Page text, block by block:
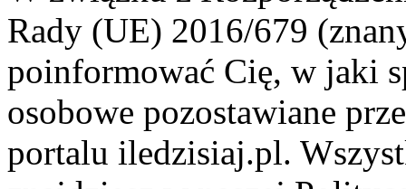
Rady (UE) 2016/679
poinformować Cię, w jaki
osobowe pozostawiane
portalu iledzisiaj.pl.